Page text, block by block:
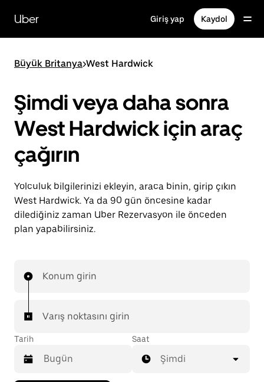
içeriğe
gidinUber Giriş yap Kaydol
Büyük Britanya>West Hardwick
Şimdi veya daha sonra
West Hardwick için araç
çağırın
Yolculuk bilgilerinizi ekleyin, araca binin, girip çıkın
West Hardwick. Ya da 90 gün öncesine kadar
dilediğiniz zaman Uber Rezervasyon ile önceden
plan yapabilirsiniz.
Konum girin
Varış noktasını girin
Tarih Saat
Şimdi